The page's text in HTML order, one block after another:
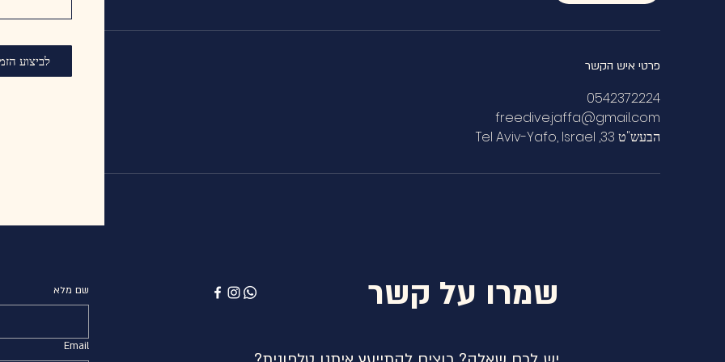
פרטי איש הקשר
0542372224
freedive.jaffa@gmail.com
הבעש"ט 33, Tel Aviv-Yafo, Israel
לביצוע
שם מלא
Email
שמרו על קשר